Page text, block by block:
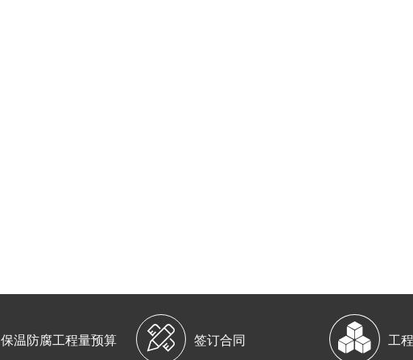
保温防腐工程量预算  签订合同  工